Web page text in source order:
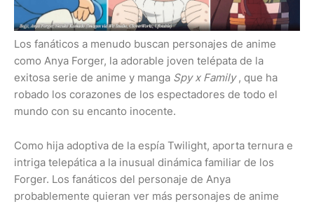
Los fanáticos a menudo buscan personajes de anime
como Anya Forger, la adorable joven telépata de la
exitosa serie de anime y manga Spy x Family, que ha
robado los corazones de los espectadores de todo el
mundo con su encanto inocente.
Como hija adoptiva de la espía Twilight, aporta ternura e
intriga telepática a la inusual dinámica familiar de los
Forger. Los fanáticos del personaje de Anya
probablemente quieran ver más personajes de anime